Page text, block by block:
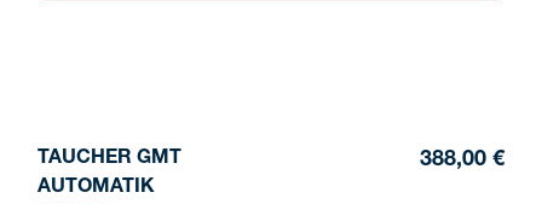
TAUCHER GMT
AUTOMATIK
388,00 €